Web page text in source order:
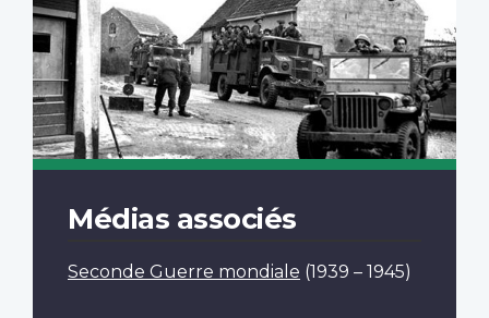
Médias associés
Seconde Guerre mondiale (1939 – 1945)